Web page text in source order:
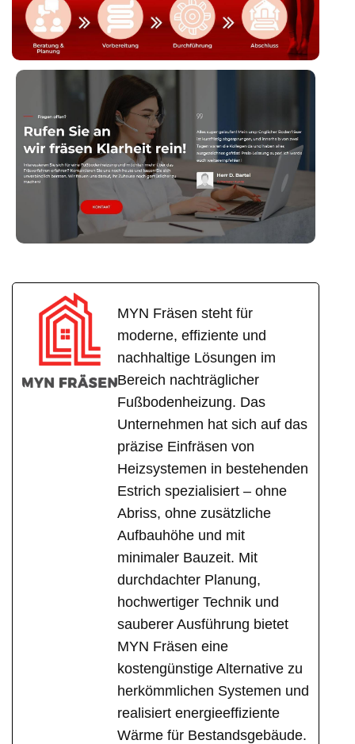
MYN Fräsen steht für
moderne, effiziente und
nachhaltige Lösungen im
Bereich nachträglicher
Fußbodenheizung. Das
Unternehmen hat sich auf das
präzise Einfräsen von
Heizsystemen in bestehenden
Estrich spezialisiert – ohne
Abriss, ohne zusätzliche
Aufbauhöhe und mit
minimaler Bauzeit. Mit
durchdachter Planung,
hochwertiger Technik und
sauberer Ausführung bietet
MYN Fräsen eine
kostengünstige Alternative zu
herkömmlichen Systemen und
realisiert energieeffiziente
Wärme für Bestandsgebäude.